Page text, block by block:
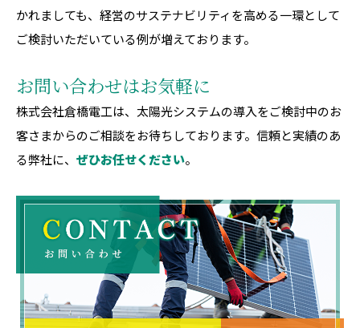
かれましても、経営のサステナビリティを高める一環として
ご検討いただいている例が増えております。
お問い合わせはお気軽に
株式会社倉橋電工は、太陽光システムの導入をご検討中のお
客さまからのご相談をお待ちしております。信頼と実績のあ
る弊社に、 ぜひお任せください。